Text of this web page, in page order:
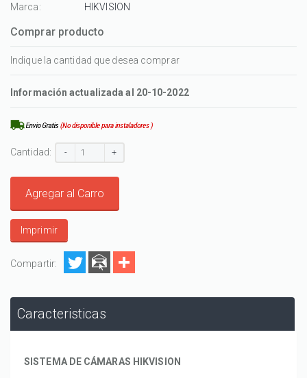
Marca: HIKVISION
Comprar producto
Indique la cantidad que desea comprar
Información actualizada al 20-10-2022
Cantidad: - +
Agregar al Carro
Imprimir
Compartir:
Caracteristicas
SISTEMA DE CÁMARAS HIKVISION